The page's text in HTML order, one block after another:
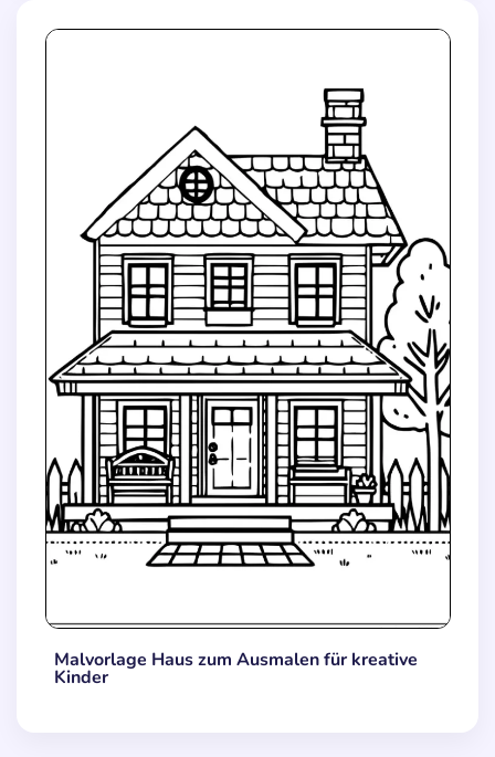
Malvorlage Haus zum Ausmalen für kreative
Kinder